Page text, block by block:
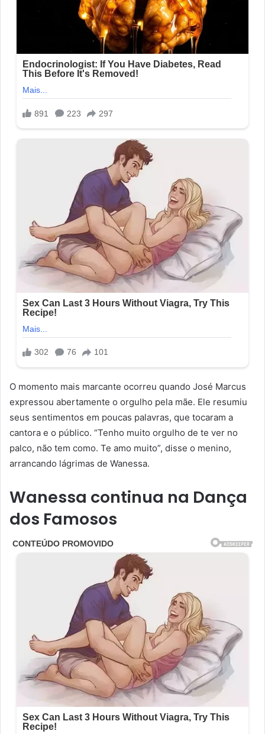
O momento mais marcante ocorreu quando José Marcus
expressou abertamente o orgulho pela mãe. Ele resumiu
seus sentimentos em poucas palavras, que tocaram a
cantora e o público. “Tenho muito orgulho de te ver no
palco, não tem como. Te amo muito”, disse o menino,
arrancando lágrimas de Wanessa.
Wanessa continua na Dança
dos Famosos